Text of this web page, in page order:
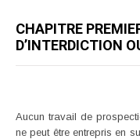
CHAPITRE
D’INTERDICTION
Aucun travail de
ne peut être entrepris en